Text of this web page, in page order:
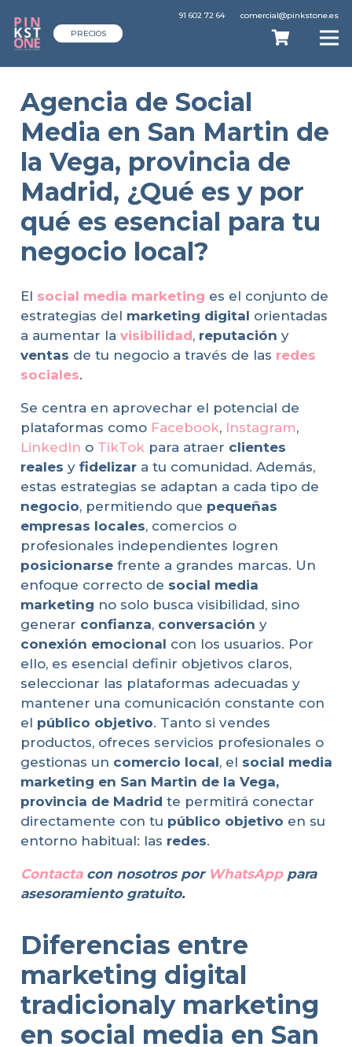
PRECIOS
91 602 72 64 comercial@pinkstone.es
Agencia de Social
Media en San Martin de
la Vega, provincia de
Madrid, ¿Qué es y por
qué es esencial para tu
negocio local?
El social media marketing es el conjunto de
estrategias del marketing digital orientadas
a aumentar la visibilidad, reputación y
ventas de tu negocio a través de las redes
sociales.
Se centra en aprovechar el potencial de
plataformas como Facebook, Instagram,
LinkedIn o TikTokpara atraer clientes
reales y fidelizara tu comunidad. Además,
estas estrategias se adaptan a cada tipo de
negocio, permitiendo que pequeñas
empresas locales, comercios o
profesionales independientes logren
posicionarsefrente a grandes marcas. Un
enfoque correcto de social media
marketing no solo busca visibilidad, sino
generar confianza, conversación y
conexión emocional con los usuarios. Por
ello, es esencial definir objetivos claros,
seleccionar las plataformas adecuadas y
mantener una comunicación constante con
el público objetivo. Tanto si vendes
productos, ofreces servicios profesionales o
gestionas un comercio local, el social media
marketing en San Martin de la Vega,
provincia de Madrid te permitirá conectar
directamente con tu público objetivo en su
entorno habitual: las redes.
Contactacon nosotros por WhatsApppara
asesoramiento gratuito.
Diferencias entre
marketing digital
tradicionaly marketing
en social media en San